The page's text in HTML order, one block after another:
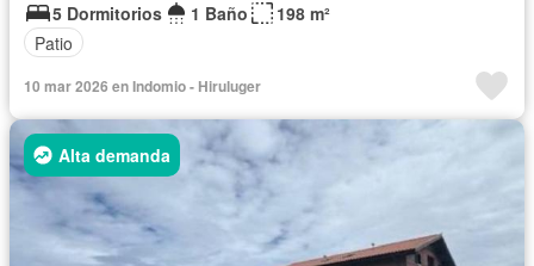
5 Dormitorios
1 Baño
198 m²
Patio
10 mar 2026 en Indomio - Hiruluger
Alta demanda